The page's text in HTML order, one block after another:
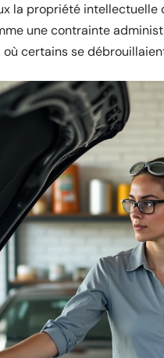
la propriété intellectuelle
une contrainte
certains se